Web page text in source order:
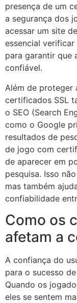
presença de um
a segurança dos
acessar um site
essencial
para garantir que
confiável.
Além de proteger
certificados SSL
o SEO (Search
como o Google
resultados de
de jogo com
de aparecer em
pesquisa. Isso
mas também
confiabilidade
Como os
afetam a
A confiança do
para o sucesso
Quando os
eles se sentem